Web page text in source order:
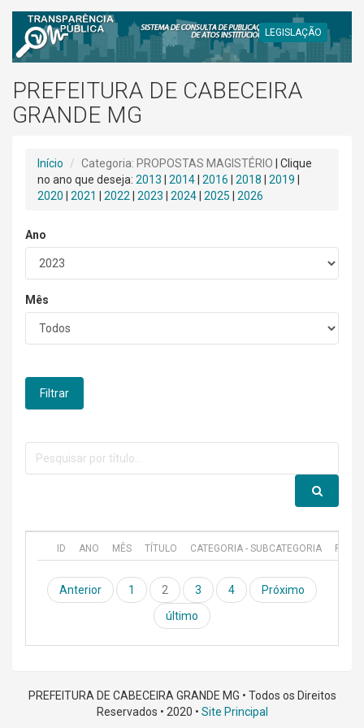
LEGISLAÇÃO
PREFEITURA DE CABECEIRA
GRANDE MG
Início Categoria: PROPOSTAS MAGISTÉRIO | Clique
no ano que deseja: 2013 2014 2016 2018 2019
2020
2021 2022 2023 2024 2025 2026
Ano
Mês
Filtrar
ID ANO MÊS TÍTULO CATEGORIA - SUBCATEGORIA
Anterior 1 2 3 4
Próximo
último
PREFEITURA DE CABECEIRA GRANDE MG • Todos os Direitos
Reservados • 2020 • Site Principal